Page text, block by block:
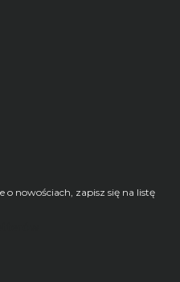
nowościach, zapisz się na listę